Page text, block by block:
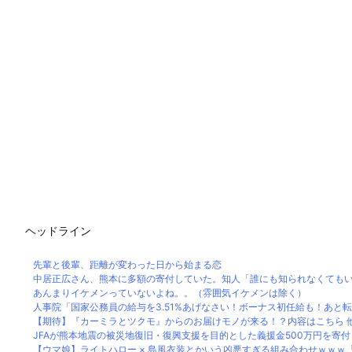
ヘッドライン
先輩と後輩、距離が変わった日から始まる恋
中居正広さん、熊本に多額の寄付していた。知人「誰にも知られなくても
あんまりイケメンっていないよね。。（雰囲気イケメンは除く）
人事院「国家公務員の給与を3.51%あげなさい！ボーナス初任給も！あと
【期待】『カーミラとツクモ』からのお届けモノが来る！？内容はこちら
JFAが熊本地震の被災地復旧・復興支援を目的とした義援金500万円を寄付
【ウマ娘】ライトハロー × 島風衣装とかいう凶悪すぎる組み合わせｗｗｗ